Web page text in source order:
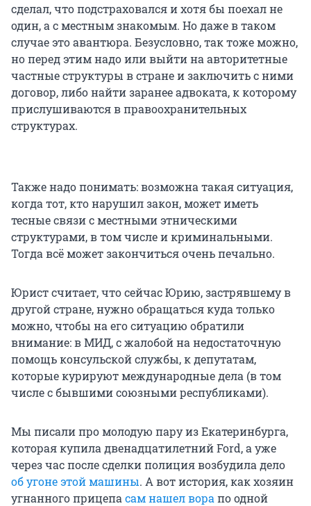
сделал, что подстраховался и хотя бы поехал не
один, а с местным знакомым. Но даже в таком
случае это авантюра. Безусловно, так тоже можно,
но перед этим надо или выйти на авторитетные
частные структуры в стране и заключить с ними
договор, либо найти заранее адвоката, к которому
прислушиваются в правоохранительных
структурах.
Также надо понимать: возможна такая ситуация,
когда тот, кто нарушил закон, может иметь
тесные связи с местными этническими
структурами, в том числе и криминальными.
Тогда всё может закончиться очень печально.
Юрист считает, что сейчас Юрию, застрявшему в
другой стране, нужно обращаться куда только
можно, чтобы на его ситуацию обратили
внимание: в МИД, с жалобой на недостаточную
помощь консульской службы, к депутатам,
которые курируют международные дела (в том
числе с бывшими союзными республиками).
Мы писали про молодую пару из Екатеринбурга,
которая купила двенадцатилетний Ford, а уже
через час после сделки полиция возбудила дело
об угоне этой машины. А вот история, как хозяин
угнанного прицепа сам нашел вора по одной